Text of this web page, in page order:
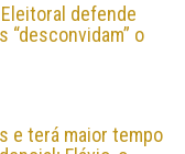
defende
“desconvidam” o
e terá maior tempo